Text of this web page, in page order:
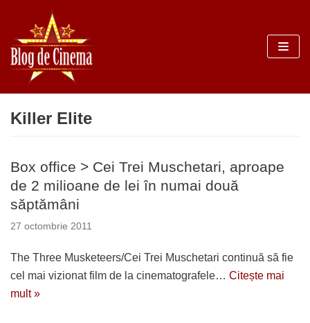
Sari
la
conținut
Killer Elite
Box office > Cei Trei Muschetari, aproape
de 2 milioane de lei în numai două
săptămâni
27 octombrie 2011
The Three Musketeers/Cei Trei Muschetari continuă să fie
cel mai vizionat film de la cinematografele… Citește mai
mult »